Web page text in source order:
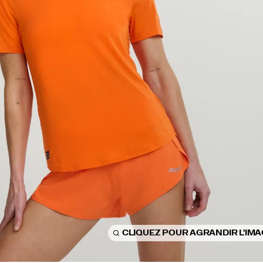
CLIQUEZ POUR AGRANDIR